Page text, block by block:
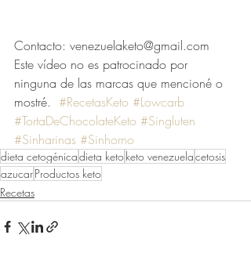
Contacto: venezuelaketo@gmail.com
Este vídeo no es patrocinado por
ninguna de las marcas que mencioné o
mostré. #RecetasKeto #Lowcarb
#TortaDeChocolateKeto #Singluten
#Sinharinas #Sinhorno
dieta cetogénicadieta ketoketo venezuelacetosis
azucarProductos keto
Recetas